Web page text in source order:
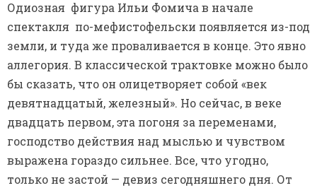
Одиозная фигура Ильи Фомича в начале
спектакля по-мефистофельски появляется из-под
земли, и туда же проваливается в конце. Это явно
аллегория. В классической трактовке можно было
бы сказать, что он олицетворяет собой «век
девятнадцатый, железный». Но сейчас, в веке
двадцать первом, эта погоня за переменами,
господство действия над мыслью и чувством
выражена гораздо сильнее. Все, что угодно,
только не застой — девиз сегодняшнего дня. От